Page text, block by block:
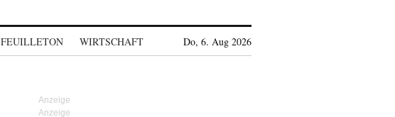
FEUILLETON WIRTSCHAFT Do, 6. Aug 2026